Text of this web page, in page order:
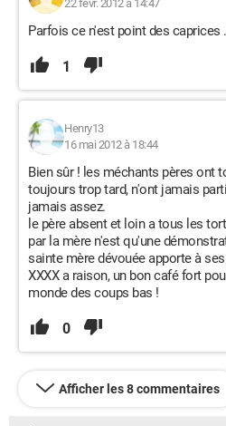
22 févr. 2012 à 14:47
Parfois ce n'est point des caprices
1
Henry13
16 mai 2012 à 18:44
Bien sûr ! les méchants pères ont
toujours trop tard, n'ont jamais
jamais assez.
le père absent et loin a tous les
par la mère n'est qu'une
sainte mère dévouée apporte à
XXXX a raison, un bon café fort
monde des coups bas !
0
Afficher les 8 commentaires